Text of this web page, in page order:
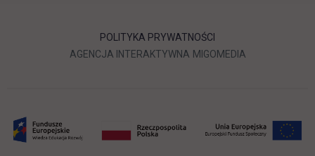
POLITYKA PRYWATNOŚCI
AGENCJA INTERAKTYWNA LINK OTWIERA SIĘ W
MIGOMEDIA